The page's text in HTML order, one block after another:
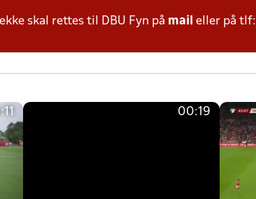
skal rettes til DBU Fyn på mail eller på tlf:
00:19